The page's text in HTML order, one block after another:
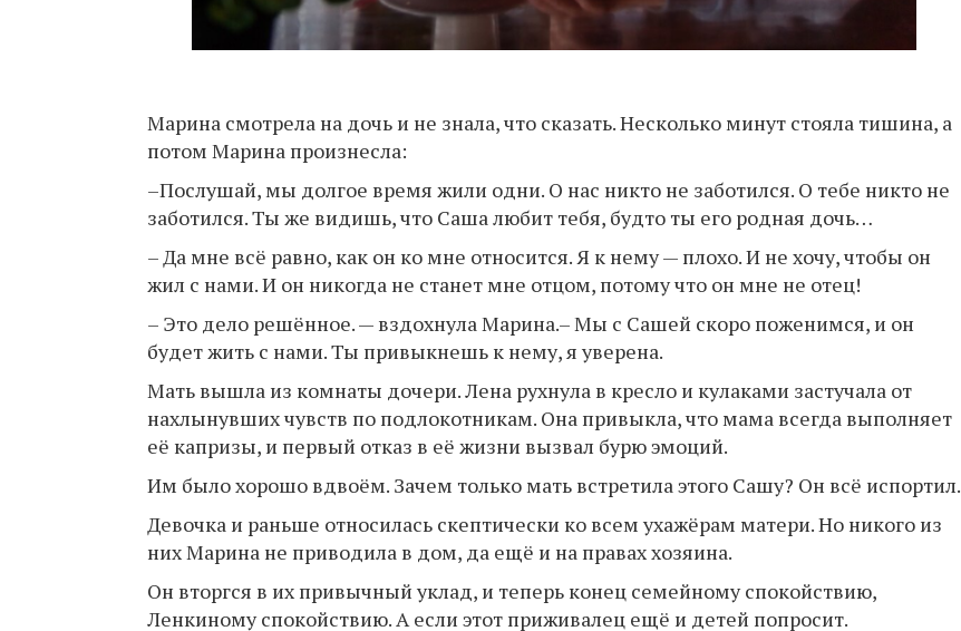
Марина смотрела на дочь и не знала, что сказать. Несколько минут стояла тишина, а
потом Марина произнесла:
–Послушай, мы долгое время жили одни. О нас никто не заботился. О тебе никто не
заботился. Ты же видишь, что Саша любит тебя, будто ты его родная дочь…
– Да мне всё равно, как он ко мне относится. Я к нему — плохо. И не хочу, чтобы он
жил с нами. И он никогда не станет мне отцом, потому что он мне не отец!
– Это дело решённое. — вздохнула Марина.– Мы с Сашей скоро поженимся, и он
будет жить с нами. Ты привыкнешь к нему, я уверена.
Мать вышла из комнаты дочери. Лена рухнула в кресло и кулаками застучала от
нахлынувших чувств по подлокотникам. Она привыкла, что мама всегда выполняет
её капризы, и первый отказ в её жизни вызвал бурю эмоций.
Им было хорошо вдвоём. Зачем только мать встретила этого Сашу? Он всё испортил.
Девочка и раньше относилась скептически ко всем ухажёрам матери. Но никого из
них Марина не приводила в дом, да ещё и на правах хозяина.
Он вторгся в их привычный уклад, и теперь конец семейному спокойствию,
Ленкиному спокойствию. А если этот приживалец ещё и детей попросит.